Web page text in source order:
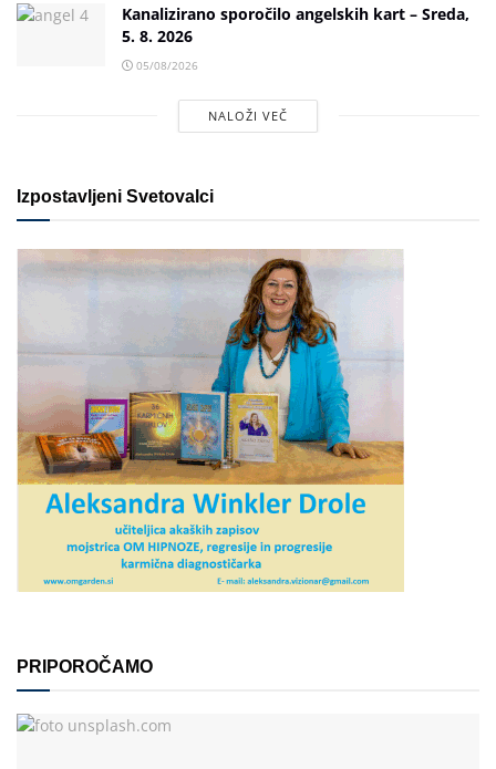
Kanalizirano sporočilo angelskih kart – Sreda,
5. 8. 2026
05/08/2026
NALOŽI VEČ
Izpostavljeni Svetovalci
PRIPOROČAMO